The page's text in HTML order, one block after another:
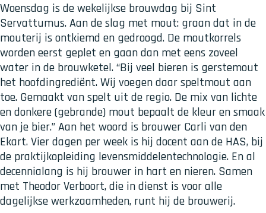
Woensdag is de wekelijkse brouwdag bij Sint
Servattumus. Aan de slag met mout: graan dat in de
mouterij is ontkiemd en gedroogd. De moutkorrels
worden eerst geplet en gaan dan met eens zoveel
water in de brouwketel. “Bij veel bieren is gerstemout
het hoofdingrediënt. Wij voegen daar speltmout aan
toe. Gemaakt van spelt uit de regio. De mix van lichte
en donkere (gebrande) mout bepaalt de kleur en smaak
van je bier.” Aan het woord is brouwer Carli van den
Ekart. Vier dagen per week is hij docent aan de HAS, bij
de praktijkopleiding levensmiddelentechnologie. En al
decennialang is hij brouwer in hart en nieren. Samen
met Theodor Verboort, die in dienst is voor alle
dagelijkse werkzaamheden, runt hij de brouwerij.